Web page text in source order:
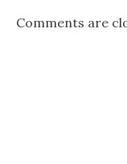
Comments are